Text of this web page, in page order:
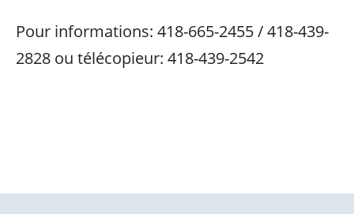
Pour informations: 418-665-2455 / 418-439-
2828 ou télécopieur: 418-439-2542